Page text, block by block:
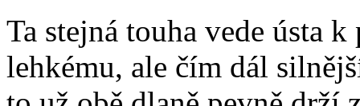
Ta stejná touha vede ústa
lehkému, ale čím dál